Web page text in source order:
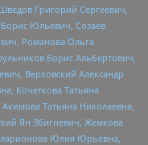
Григорий Сергеевич,
Юльевич, Созаев
Романова Ольга
Борис Альбертович,
Верховский Александр
Кочеткова Татьяна
Татьяна Николаевна,
Ян Збигневич, Жемкова
Юлия Юрьевна,